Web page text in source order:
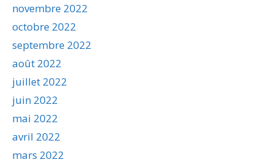
novembre 2022
octobre 2022
septembre 2022
août 2022
juillet 2022
juin 2022
mai 2022
avril 2022
mars 2022